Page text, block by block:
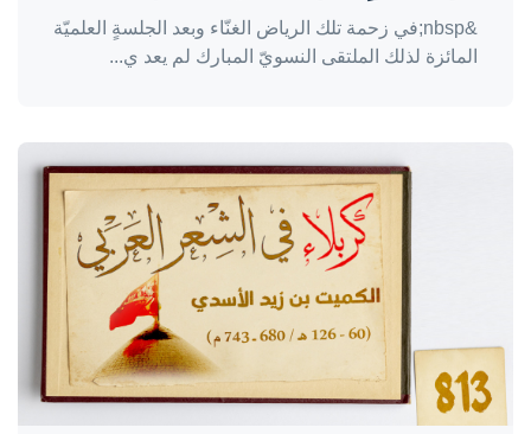
&nbsp;في زحمة تلك الرياض الغنّاء وبعد الجلسةٍ العلميّة
المائزة لذلك الملتقى النسويّ المبارك لم يعد ي...
واحة المرأة